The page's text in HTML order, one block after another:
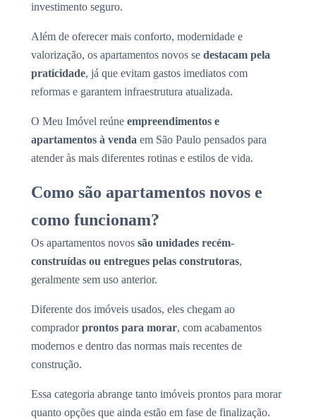
investimento seguro.
Além de oferecer mais conforto, modernidade e
valorização, os apartamentos novos se destacam pela
praticidade, já que evitam gastos imediatos com
reformas e garantem infraestrutura atualizada.
O Meu Imóvel reúne empreendimentos e
apartamentos à venda em São Paulo pensados para
atender às mais diferentes rotinas e estilos de vida.
Como são apartamentos novos e
como funcionam?
Os apartamentos novos são unidades recém-
construídas ou entregues pelas construtoras,
geralmente sem uso anterior.
Diferente dos imóveis usados, eles chegam ao
compradorprontos para morar, com acabamentos
modernos e dentro das normas mais recentes de
construção.
Essa categoria abrange tanto imóveis prontos para morar
quanto opções que ainda estão em fase de finalização.